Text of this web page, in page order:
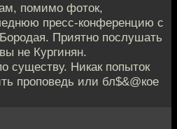
помимо фоток,
пресс-конференцию с
Приятно послушать
не Кургинян.
существу. Никак попыток
проповедь или бл$&@кое